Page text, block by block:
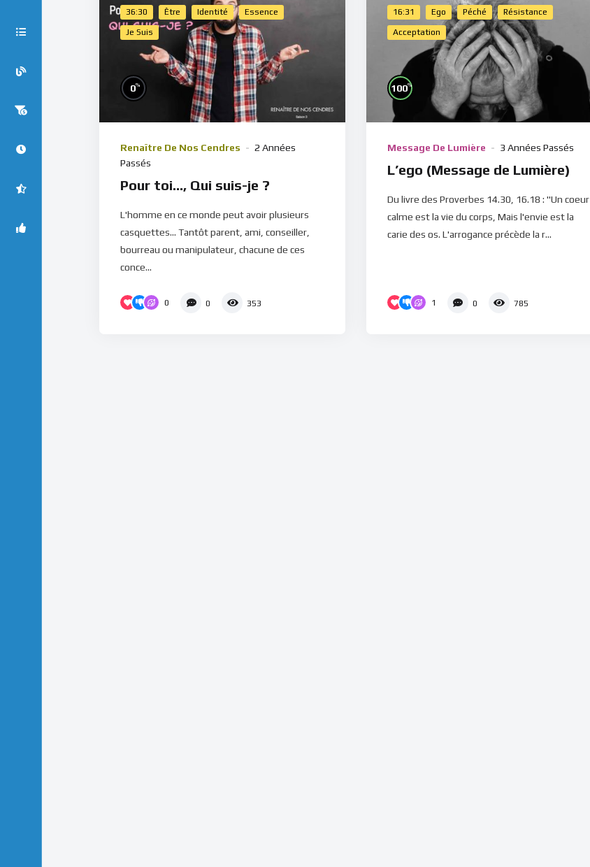
36:30 Être Identité Essence
Je Suis
0%
Renaître De Nos Cendres
2 Années
Passés
Pour toi…, Qui suis-je ?
L'homme en ce monde peut avoir plusieurs
casquettes... Tantôt parent, ami, conseiller,
bourreau ou manipulateur, chacune de ces
conce...
0 0 353
16:31 Ego Péché Résistance
Acceptation
100%
Message De Lumière 3 Années Passés
L’ego (Message de Lumière)
Du livre des Proverbes 14.30, 16.18 : "Un coeur
calme est la vie du corps, Mais l'envie est la
carie des os. L'arrogance précède la r...
1 0 785